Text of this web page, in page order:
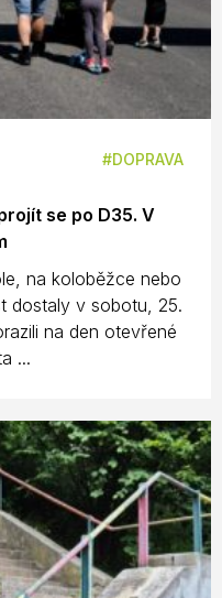
DOPRAVA
se po D35. V
na koloběžce nebo
dostaly v sobotu, 25.
na den otevřené
...